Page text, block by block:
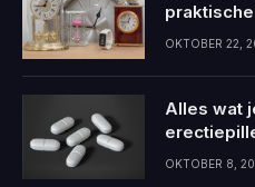
OKTOBER 22,
Alles wat
OKTOBER 8,